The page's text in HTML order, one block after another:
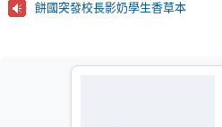
餅國突發校長影奶學生香草本